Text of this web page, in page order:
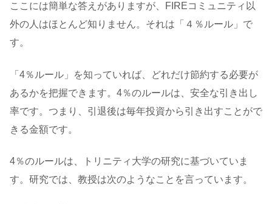
ここには簡単な答えがありますが、FIREコミュニティ以
外の人はほとんど知りません。それは「４％ルール」で
す。
「4％ルール」を知っていれば、どれだけ節約する必要が
あるかを把握できます。4％のルールは、安全な引き出し
率です。つまり、引退後は毎年投資から引き出すことがで
きる金額です。
4％のルールは、トリニティ大学の研究に基づいていま
す。研究では、教授は次のようなことを言っています。